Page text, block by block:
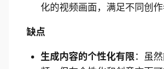
化的视频画面，满足不同创作
缺点
生成内容的个性化有限 ：虽